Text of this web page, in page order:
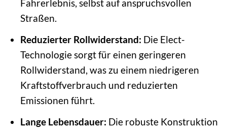
Fahrerlebnis, selbst auf anspruchsvollen
Straßen.
Reduzierter Rollwiderstand: Die Elect-
Technologie sorgt für einen geringeren
Rollwiderstand, was zu einem niedrigeren
Kraftstoffverbrauch und reduzierten
Emissionen führt.
Lange Lebensdauer: Die robuste Konstruktion